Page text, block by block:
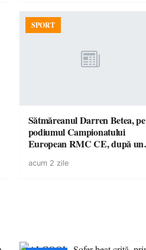
SPORT
Sătmăreanul Darren Betea, pe
podiumul Campionatului
European RMC CE, după un
Räikkönen
acum 2 zile